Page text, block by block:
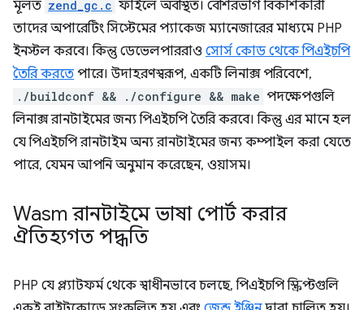
মূলত zend_gc.c ফাইলে অবস্থিত। বেশিরভাগ বিকাশকারী
তাদের অপারেটিং সিস্টেমের প্যাকেজ ম্যানেজারের মাধ্যমে PHP
ইনস্টল করবে। কিন্তু ডেভেলপাররাও সোর্স কোড থেকে পিএইচপি
তৈরি করতে পারে। উদাহরণস্বরূপ, একটি লিনাক্স পরিবেশে,
./buildconf && ./configure && make পদক্ষেপগুলি
লিনাক্স রানটাইমের জন্য পিএইচপি তৈরি করবে। কিন্তু এর মানে হল
যে পিএইচপি রানটাইম অন্য রানটাইমের জন্য কম্পাইল করা যেতে
পারে, যেমন আপনি অনুমান করেছেন, ওয়াসম।
Wasm রানটাইমে ভাষা পোর্ট করার
ঐতিহ্যগত পদ্ধতি
PHP যে প্ল্যাটফর্ম থেকে স্বাধীনভাবে চলছে, পিএইচপি স্ক্রিপ্টগুলি